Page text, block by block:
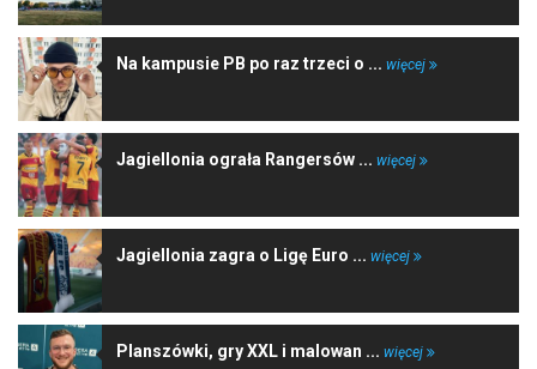
Na kampusie PB po raz trzeci o ... więcej
Jagiellonia ograła Rangersów ... więcej
Jagiellonia zagra o Ligę Euro ... więcej
Planszówki, gry XXL i malowan ... więcej